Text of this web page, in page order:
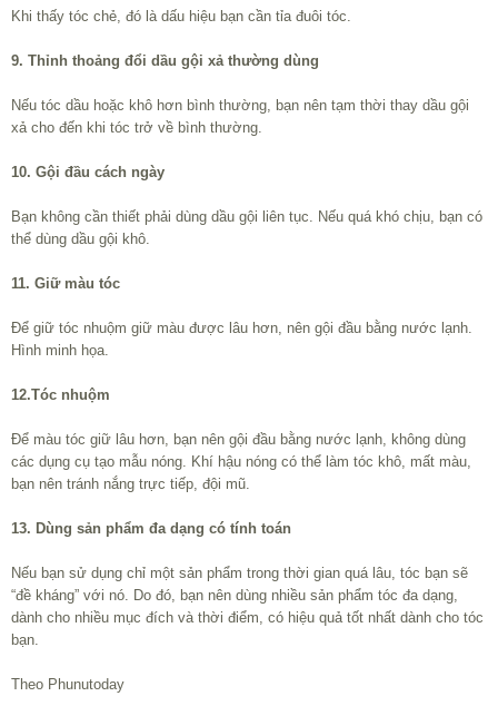
Khi thấy tóc chẻ, đó là dấu hiệu bạn cần tỉa đuôi tóc.
9. Thỉnh thoảng đổi dầu gội xả thường dùng
Nếu tóc dầu hoặc khô hơn bình thường, bạn nên tạm thời thay dầu gội
xả cho đến khi tóc trở về bình thường.
10. Gội đầu cách ngày
Bạn không cần thiết phải dùng dầu gội liên tục. Nếu quá khó chịu, bạn có
thể dùng dầu gội khô.
11. Giữ màu tóc
Để giữ tóc nhuộm giữ màu được lâu hơn, nên gội đầu bằng nước lạnh.
Hình minh họa.
12.Tóc nhuộm
Để màu tóc giữ lâu hơn, bạn nên gội đầu bằng nước lạnh, không dùng
các dụng cụ tạo mẫu nóng. Khí hậu nóng có thể làm tóc khô, mất màu,
bạn nên tránh nắng trực tiếp, đội mũ.
13. Dùng sản phẩm đa dạng có tính toán
Nếu bạn sử dụng chỉ một sản phẩm trong thời gian quá lâu, tóc bạn sẽ
“đề kháng” với nó. Do đó, bạn nên dùng nhiều sản phẩm tóc đa dạng,
dành cho nhiều mục đích và thời điểm, có hiệu quả tốt nhất dành cho tóc
bạn.
Theo Phunutoday